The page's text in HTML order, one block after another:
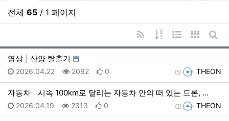
전체 65 / 1 페이지
RSS
게시물 정렬
웹진 스타일
갤러리게
영상
산양 탈출기
등록자 THEON
등록일
2026.04.22 조회
2092 추천
0
자동차 시속 100km로 달리는 자동차 안의 떠 있는 드론, …
등록자 THEON
등록일
2026.04.19 조회
2313 추천
0